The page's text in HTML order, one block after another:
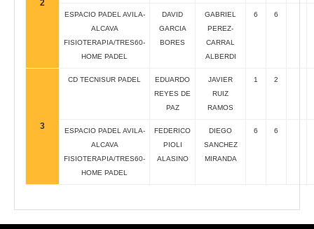
2
ESPACIO PADEL AVILA-
ALCAVA
FISIOTERAPIA/TRES60-
HOME PADEL
DAVID
GARCIA
BORES
GABRIEL
PEREZ-
CARRAL
ALBERDI
6 6
3
CD TECNISUR PADEL
EDUARDO
REYES DE
PAZ
JAVIER
RUIZ
RAMOS
1 2
ESPACIO PADEL AVILA-
ALCAVA
FISIOTERAPIA/TRES60-
HOME PADEL
FEDERICO
PIOLI
ALASINO
DIEGO
SANCHEZ
MIRANDA
6 6